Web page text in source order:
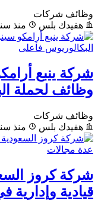
وظائف شركات
هفيدك بلس
منذ
وظائف لحملة
وظائف شركات
هفيدك بلس
منذ
شركة كروز
قيادية